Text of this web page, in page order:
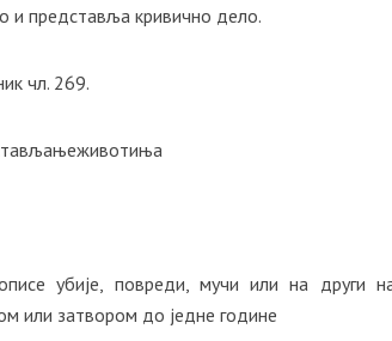
и представља кривично дело.
чл. 269.
убије, повреди, мучи или на други
или затвором до једне године